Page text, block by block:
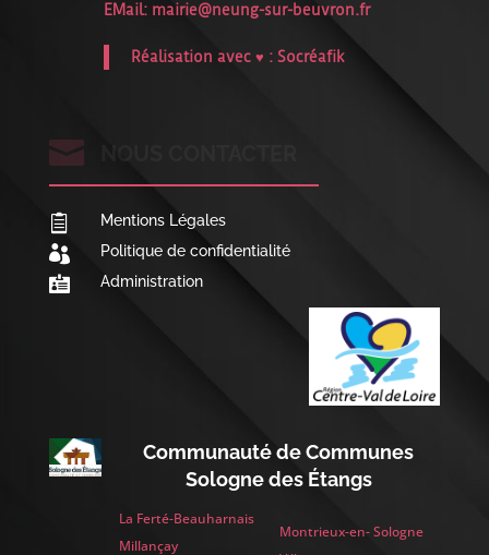
EMail: mairie@neung-sur-beuvron.fr
Réalisation avec ♥ : Socréafik

 Mentions Légales
 Politique de confidentialité
 Administration
Communauté de Communes
Sologne des Étangs
La Ferté-Beauharnais
Millançay
Montrieux-en- Sologne